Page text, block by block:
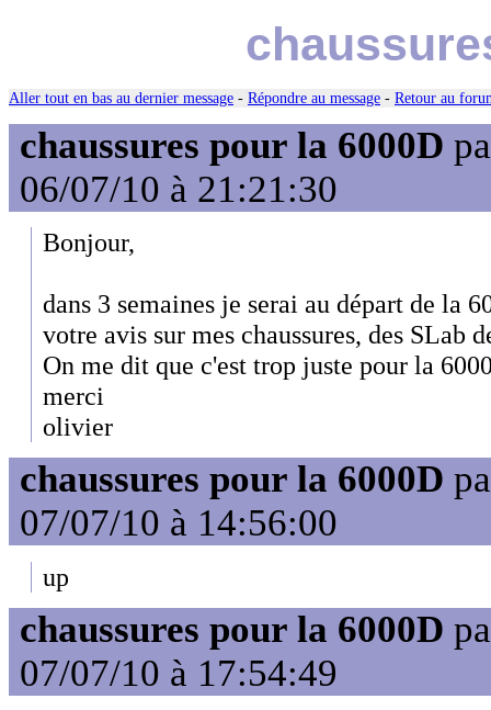
Aller tout en bas au dernier message - Répondre au message - Retour au
chaussures pour la 6000D
06/07/10 à 21:21:30
Bonjour,
dans 3 semaines je serai au départ de la
votre avis sur mes chaussures, des SLab
On me dit que c'est trop juste pour la
merci
olivier
chaussures pour la 6000D
07/07/10 à 14:56:00
up
chaussures pour la 6000D
07/07/10 à 17:54:49